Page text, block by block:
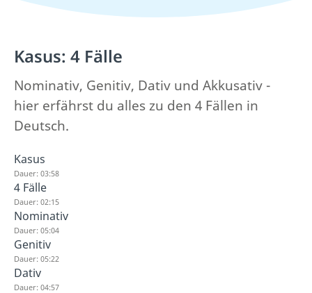
Kasus: 4 Fälle
Nominativ, Genitiv, Dativ und Akkusativ -
hier erfährst du alles zu den 4 Fällen in
Deutsch.
Kasus
Dauer: 03:58
4 Fälle
Dauer: 02:15
Nominativ
Dauer: 05:04
Genitiv
Dauer: 05:22
Dativ
Dauer: 04:57